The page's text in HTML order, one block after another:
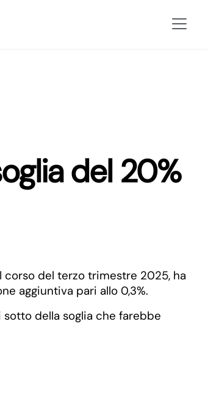
del 20%
corso del terzo trimestre 2025, ha
aggiuntiva pari allo 0,3%.
della soglia che farebbe